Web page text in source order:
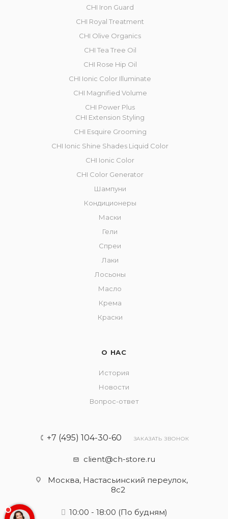
CHI Iron Guard
CHI Royal Treatment
CHI Olive Organics
CHI Tea Tree Oil
CHI Rose Hip Oil
CHI Ionic Color Illuminate
CHI Magnified Volume
CHI Power Plus
CHI Extension Styling
CHI Esquire Grooming
CHI Ionic Shine Shades Liquid Color
CHI Ionic Color
CHI Color Generator
Шампуни
Кондиционеры
Маски
Гели
Спреи
Лаки
Лосьоны
Масло
Крема
Краски
О НАС
История
Новости
Вопрос-ответ
+7 (495) 104-30-60 ЗАКАЗАТЬ ЗВОНОК
client@ch-store.ru
Москва, Настасьинский переулок,
8с2
10:00 - 18:00 (По будням)